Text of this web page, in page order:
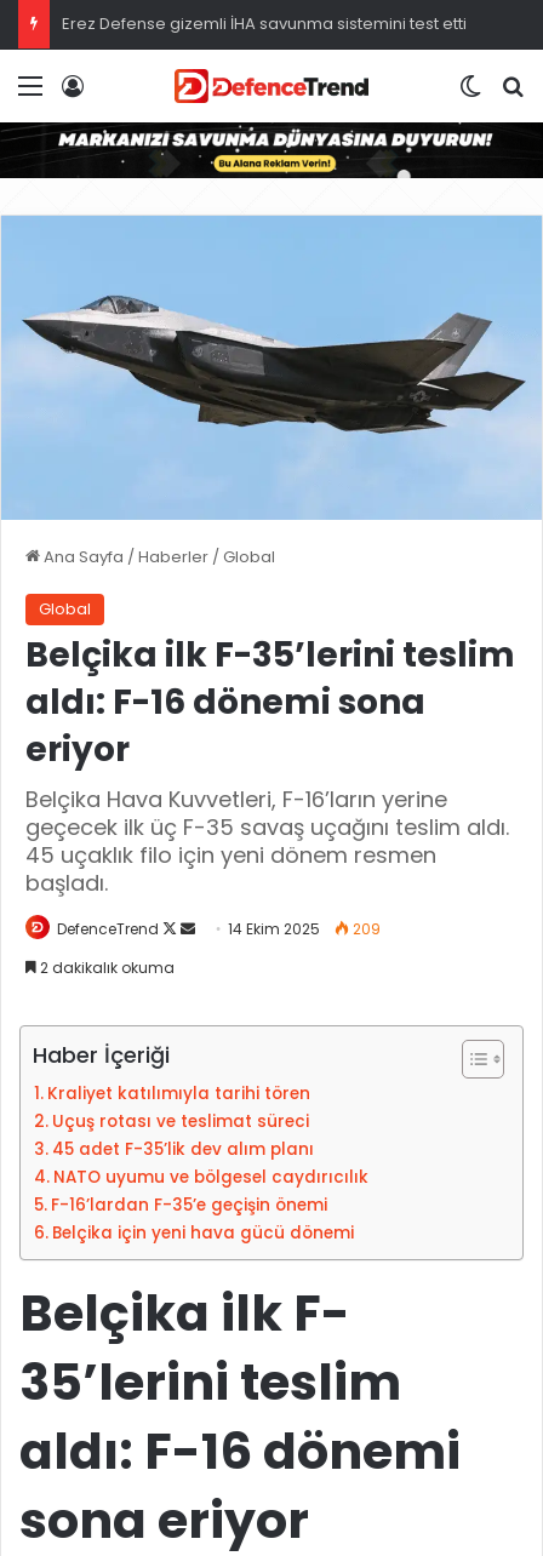
Erez Defense gizemli İHA savunma sistemini test etti
Menü Dış
Ana Sayfa /Haberler /Global
Global
Belçika ilk F-35’lerini teslim
aldı: F-16 dönemi sona
eriyor
Belçika Hava Kuvvetleri, F-16’ların yerine
geçecek ilk üç F-35 savaş uçağını teslim aldı.
45 uçaklık filo için yeni dönem resmen
başladı.
DefenceTrend
X
i
p
e
o
s
t
d
e
k
14 Ekim 2025
209
2 dakikalık okuma
Haber İçeriği
Kraliyet katılımıyla tarihi tören
Uçuş rotası ve teslimat süreci
45 adet F-35’lik dev alım planı
NATO uyumu ve bölgesel caydırıcılık
F-16’lardan F-35’e geçişin önemi
Belçika için yeni hava gücü dönemi
Belçika ilk F-
35’lerini teslim
aldı: F-16 dönemi
sona eriyor